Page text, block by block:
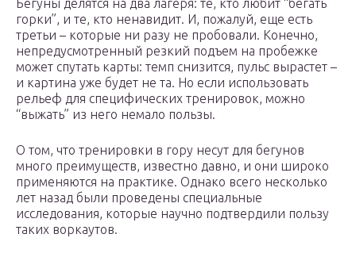
Бегуны делятся на два лагеря: те, кто любит “бегать
горки”, и те, кто ненавидит. И, пожалуй, еще есть
третьи – которые ни разу не пробовали. Конечно,
непредусмотренный резкий подъем на пробежке
может спутать карты: темп снизится, пульс вырастет –
и картина уже будет не та. Но если использовать
рельеф для специфических тренировок, можно
“выжать” из него немало пользы.
О том, что тренировки в гору несут для бегунов
много преимуществ, известно давно, и они широко
применяются на практике. Однако всего несколько
лет назад были проведены специальные
исследования, которые научно подтвердили пользу
таких воркаутов.